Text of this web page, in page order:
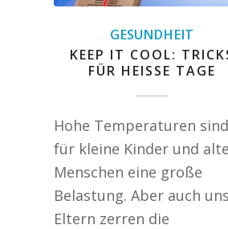
GESUNDHEIT
KEEP IT COOL:
FÜR HEISSE TAGE
Hohe Temperaturen sind
für kleine Kinder und alte
Menschen eine große
Belastung. Aber auch uns
Eltern zerren die